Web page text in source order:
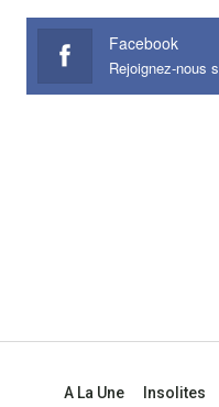
Facebook
A La Une Insolites